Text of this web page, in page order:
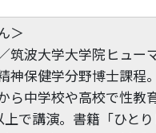
＞
筑波大学大学院ヒュー
神保健学分野博士課程
ら中学校や高校で性教
で講演。書籍「ひと